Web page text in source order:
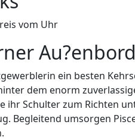
vom Uhr
ein besten
dem enorm
ihr Schulter zum Richten
Begleitend umsorgen